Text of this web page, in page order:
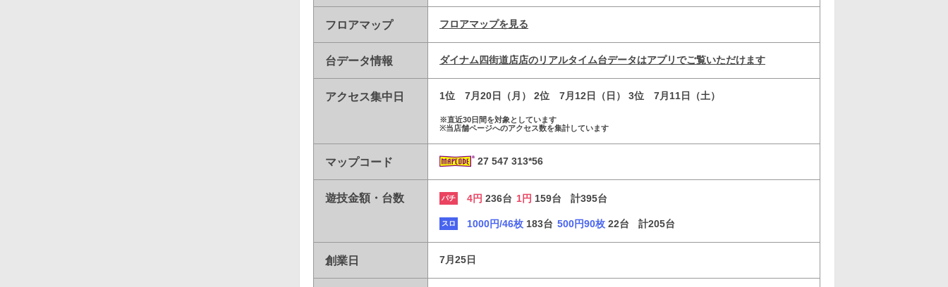
フロアマップ フロアマップを見る
台データ情報 ダイナム四街道店店のリアルタイム台データはアプリでご覧いただけます
アクセス集中日 1位 7月20日（月） 2位 7月12日（日） 3位 7月11日（土）
※直近30日間を対象としています
※当店舗ページへのアクセス数を集計しています
マップコード 27 547 313*56
遊技金額・台数 パチ 4円 236台 1円 159台 計395台
スロ 1000円/46枚 183台 500円90枚 22台 計205台
創業日 7月25日